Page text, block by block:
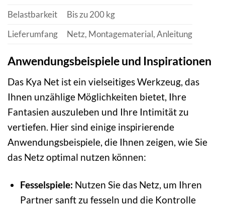
Belastbarkeit
Bis zu 200 kg
Lieferumfang
Netz, Montagematerial, Anleitung
Anwendungsbeispiele und Inspirationen
Das Kya Net ist ein vielseitiges Werkzeug, das
Ihnen unzählige Möglichkeiten bietet, Ihre
Fantasien auszuleben und Ihre Intimität zu
vertiefen. Hier sind einige inspirierende
Anwendungsbeispiele, die Ihnen zeigen, wie Sie
das Netz optimal nutzen können:
Fesselspiele: Nutzen Sie das Netz, um Ihren
Partner sanft zu fesseln und die Kontrolle